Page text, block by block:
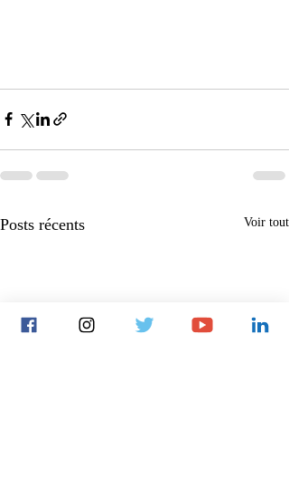
Posts récents Voir tout